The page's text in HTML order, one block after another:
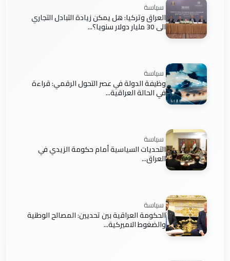
سياسة
العراق وتركيا: هل يمكن زيادة التبادل التجاري
الى 30 مليار دولار سنويا؟...
سياسة
وظيفة الدولة في عصر التحول الرقمي: قراءة
في الحالة العراقية...
سياسة
التحديات السياسية أمام حكومة الزيدي في
العراق...
سياسة
الحكومة العراقية بين تحديين: المصالح الوطنية
والضغوط الاميركية...